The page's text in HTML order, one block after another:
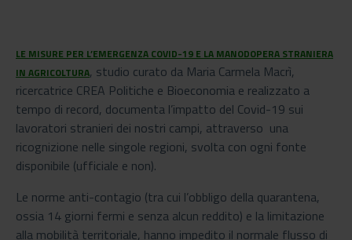
LE MISURE PER L’EMERGENZA COVID-19 E LA MANODOPERA STRANIERA
IN AGRICOLTURA, studio curato da Maria Carmela Macrì,
ricercatrice CREA Politiche e Bioeconomia e realizzato a
tempo di record, documenta l’impatto del Covid-19 sui
lavoratori stranieri dei nostri campi, attraverso una
ricognizione nelle singole regioni, svolta con ogni fonte
disponibile (ufficiale e non).
Le norme anti-contagio (tra cui l’obbligo della quarantena,
ossia 14 giorni fermi e senza alcun reddito) e la limitazione
alla mobilità territoriale, hanno impedito il normale flusso di